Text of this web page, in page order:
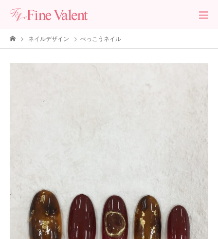
ネイルデザイン べっこうネイル